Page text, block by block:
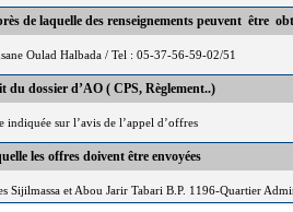
de laquelle des renseignements peuvent être
Oulad Halbada / Tel : 05-37-56-59-02/51
du dossier d’AO ( CPS, Règlement..)
indiquée sur l’avis de l’appel d’offres
les offres doivent être envoyées
Sijilmassa et Abou Jarir Tabari B.P. 1196-Quartier